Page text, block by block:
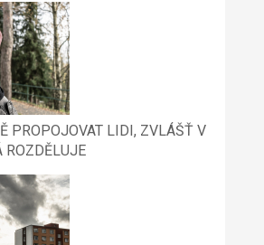
PROPOJOVAT LIDI, ZVLÁŠŤ V
ROZDĚLUJE